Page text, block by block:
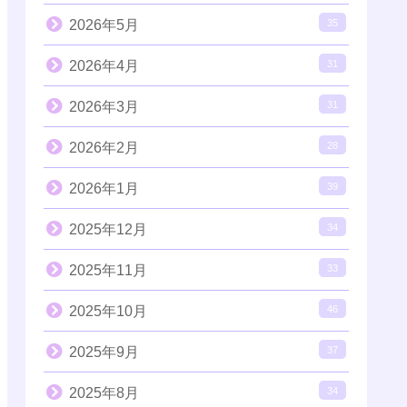
2026年5月 35
2026年4月 31
2026年3月 31
2026年2月 28
2026年1月 39
2025年12月 34
2025年11月 33
2025年10月 46
2025年9月 37
2025年8月 34